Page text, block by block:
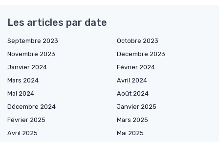
Les articles par date
Septembre 2023
Octobre 2023
Novembre 2023
Décembre 2023
Janvier 2024
Février 2024
Mars 2024
Avril 2024
Mai 2024
Août 2024
Décembre 2024
Janvier 2025
Février 2025
Mars 2025
Avril 2025
Mai 2025